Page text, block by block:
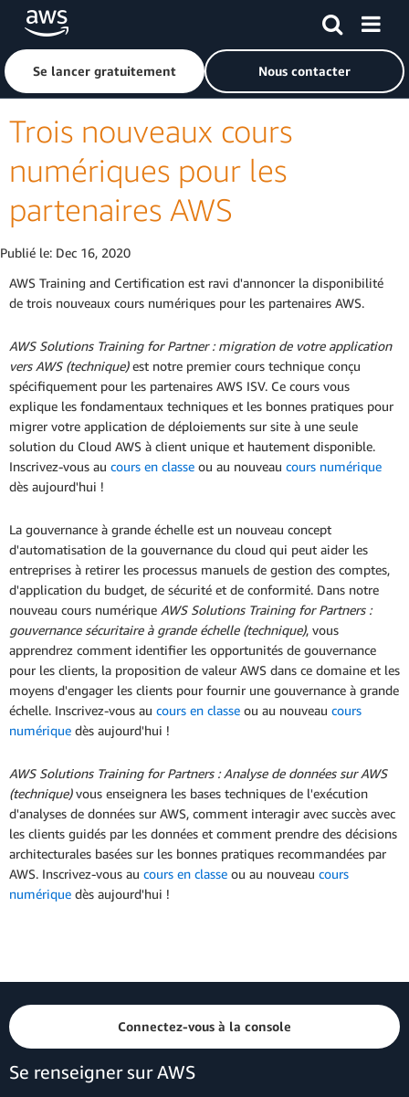
Passer au contenu principal
Cliquer ici pour revenir à la page d'accueil d'Amazon Web
Se lancer gratuitement Nous contacter
Trois nouveaux cours
numériques pour les
partenaires AWS
Publié le: Dec 16, 2020
AWS Training and Certification est ravi d'annoncer la disponibilité
de trois nouveaux cours numériques pour les partenaires AWS.
AWS Solutions Training for Partner : migration de votre application
vers AWS (technique)est notre premier cours technique conçu
spécifiquement pour les partenaires AWS ISV. Ce cours vous
explique les fondamentaux techniques et les bonnes pratiques pour
migrer votre application de déploiements sur site à une seule
solution du Cloud AWS à client unique et hautement disponible.
Inscrivez-vous au cours en classe ou au nouveau cours numérique
dès aujourd'hui !
La gouvernance à grande échelle est un nouveau concept
d'automatisation de la gouvernance du cloud qui peut aider les
entreprises à retirer les processus manuels de gestion des comptes,
d'application du budget, de sécurité et de conformité. Dans notre
nouveau cours numérique AWS Solutions Training for Partners :
gouvernance sécuritaire à grande échelle (technique), vous
apprendrez comment identifier les opportunités de gouvernance
pour les clients, la proposition de valeur AWS dans ce domaine et les
moyens d'engager les clients pour fournir une gouvernance à grande
échelle. Inscrivez-vous au cours en classe ou au nouveau cours
numérique dès aujourd'hui !
AWS Solutions Training for Partners : Analyse de données sur AWS
(technique)vous enseignera les bases techniques de l'exécution
d'analyses de données sur AWS, comment interagir avec succès avec
les clients guidés par les données et comment prendre des décisions
architecturales basées sur les bonnes pratiques recommandées par
AWS. Inscrivez-vous au cours en classe ou au nouveau cours
numérique dès aujourd'hui !
Connectez-vous à la console
Se renseigner sur AWS